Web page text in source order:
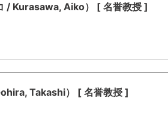
Kurasawa, Aiko） [ 名誉教授 ]
Takashi） [ 名誉教授 ]